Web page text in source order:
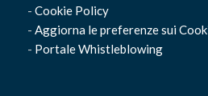
- Cookie Policy
- Aggiorna le preferenze sui
- Portale Whistleblowing